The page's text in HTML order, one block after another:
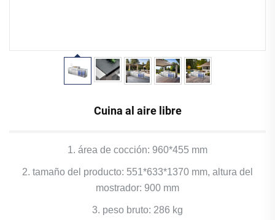
Cuina al aire libre
1. área de cocción: 960*455 mm
2. tamaño del producto: 551*633*1370 mm, altura del
mostrador: 900 mm
3. peso bruto: 286 kg